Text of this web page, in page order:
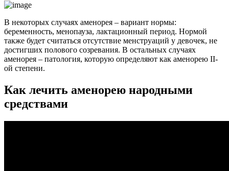
В некоторых случаях аменорея – вариант нормы:
беременность, менопауза, лактационный период. Нормой
также будет считаться отсутствие менструаций у девочек, не
достигших полового созревания. В остальных случаях
аменорея – патология, которую определяют как аменорею II-
ой степени.
Как лечить аменорею народными
средствами